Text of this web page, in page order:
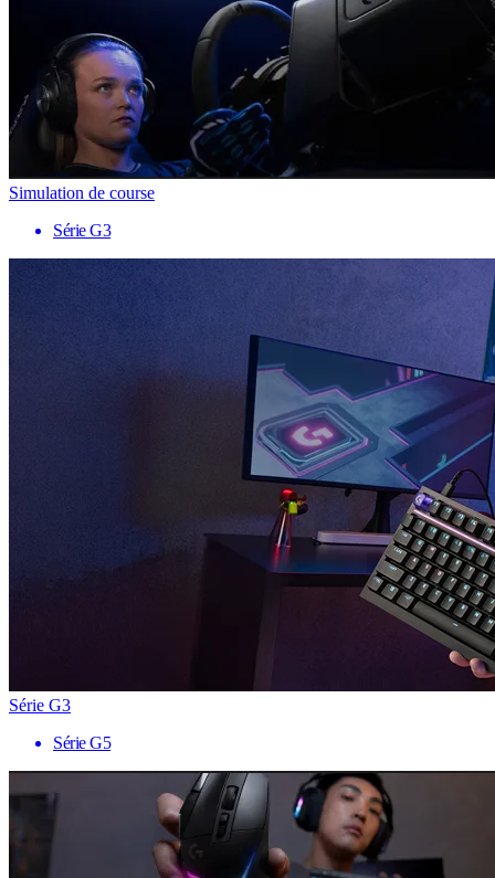
Simulation de course
Série G3
Série G3
Série G5